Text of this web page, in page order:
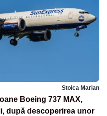
Stoica Marian
Boeing 737 MAX,
după descoperirea unor